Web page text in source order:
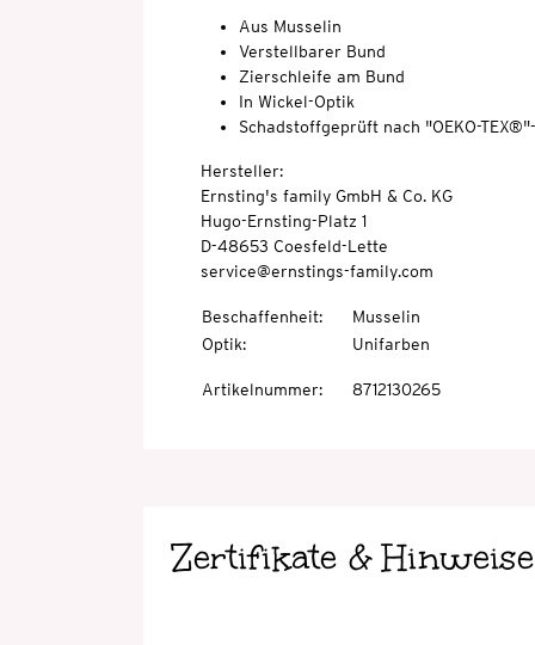
Aus Musselin
Verstellbarer Bund
Zierschleife am Bund
In Wickel-Optik
Schadstoffgeprüft nach "OEKO-
Hersteller:
Ernsting's family GmbH & Co. KG
Hugo-Ernsting-Platz 1
D-48653 Coesfeld-Lette
service@ernstings-family.com
Beschaffenheit:
Musselin
Optik: Unifarben
Artikelnummer: 8712130265
Zertifikate & Hinweise